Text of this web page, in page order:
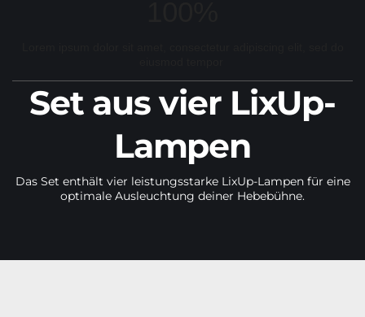
Set aus vier LixUp-
Lampen
Das Set enthält vier leistungsstarke LixUp-Lampen für eine
optimale Ausleuchtung deiner Hebebühne.